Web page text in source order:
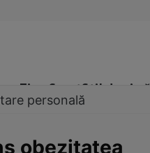
Time SportStil de viață
personală
obezitatea